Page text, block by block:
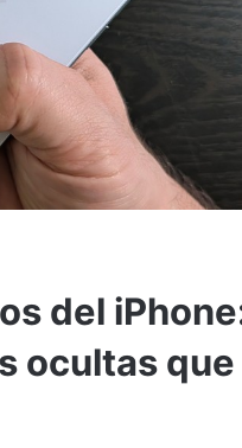
del
ocultas